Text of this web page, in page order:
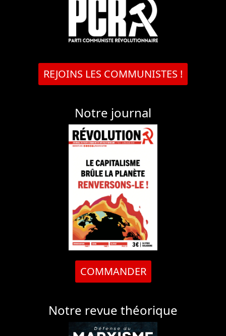
REJOINS LES COMMUNISTES !
Notre journal
COMMANDER
Notre revue théorique